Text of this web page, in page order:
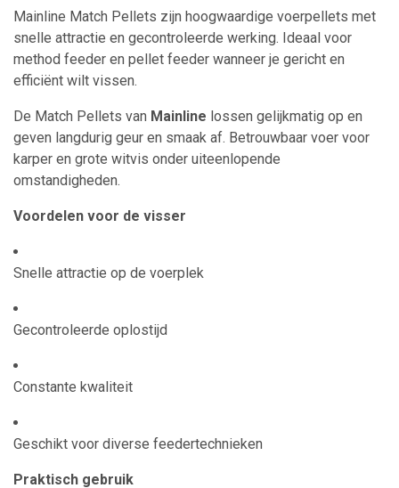
Mainline Match Pellets zijn hoogwaardige voerpellets met
snelle attractie en gecontroleerde werking. Ideaal voor
method feeder en pellet feeder wanneer je gericht en
efficiënt wilt vissen.
De Match Pellets van Mainline lossen gelijkmatig op en
geven langdurig geur en smaak af. Betrouwbaar voer voor
karper en grote witvis onder uiteenlopende
omstandigheden.
Voordelen voor de visser
Snelle attractie op de voerplek
Gecontroleerde oplostijd
Constante kwaliteit
Geschikt voor diverse feedertechnieken
Praktisch gebruik